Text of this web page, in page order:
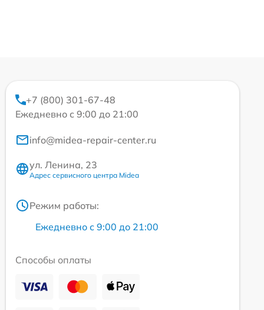
+7 (800) 301-67-48
Ежедневно с 9:00 до 21:00
info@midea-repair-center.ru
ул. Ленина, 23
Адрес сервисного центра Midea
Режим работы:
Ежедневно с 9:00 до 21:00
Способы оплаты